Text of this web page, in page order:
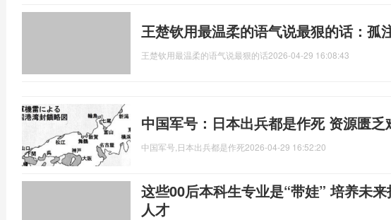
王楚钦用最温柔的语气说最狠的话：孤
王楚钦用最温柔的语气说最狠的话2026-04-29 16:08:43
中国军号：日本出兵都是作死 资源匮乏
中国军号,日本出兵都是作死2026-04-29 16:52:20
这些00后本科生专业是“带娃” 培养未
人才